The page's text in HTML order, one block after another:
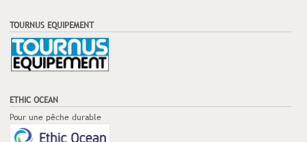
TOURNUS EQUIPEMENT
ETHIC OCEAN
Pour une pêche durable